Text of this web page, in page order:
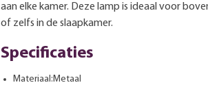
aan elke kamer. Deze lamp is ideaal voor
of zelfs in de slaapkamer.
Specificaties
Materiaal:Metaal